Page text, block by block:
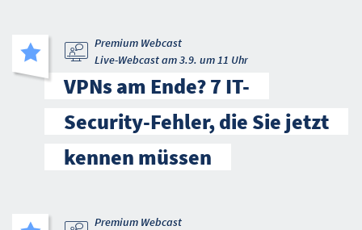
Premium Webcast
Live-Webcast am 3.9. um 11 Uhr
VPNs am Ende? 7 IT-
Security-Fehler, die Sie jetzt
kennen müssen
Premium Webcast